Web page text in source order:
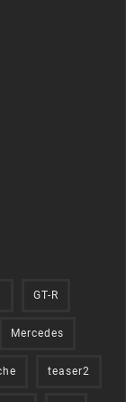
GT-R
Mercedes
teaser2